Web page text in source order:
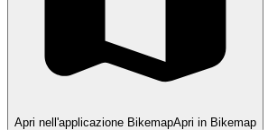
Apri nell'applicazione BikemapApri in Bikemap